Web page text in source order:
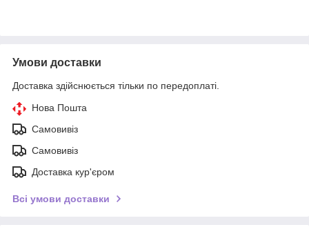
Умови доставки
Доставка здійснюється тільки по передоплаті.
Нова Пошта
Самовивіз
Самовивіз
Доставка кур'єром
Всі умови доставки